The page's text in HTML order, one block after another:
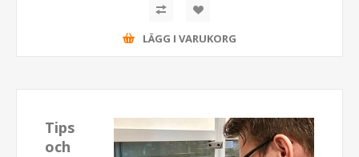
LÄGG I VARUKORG
Tips
och